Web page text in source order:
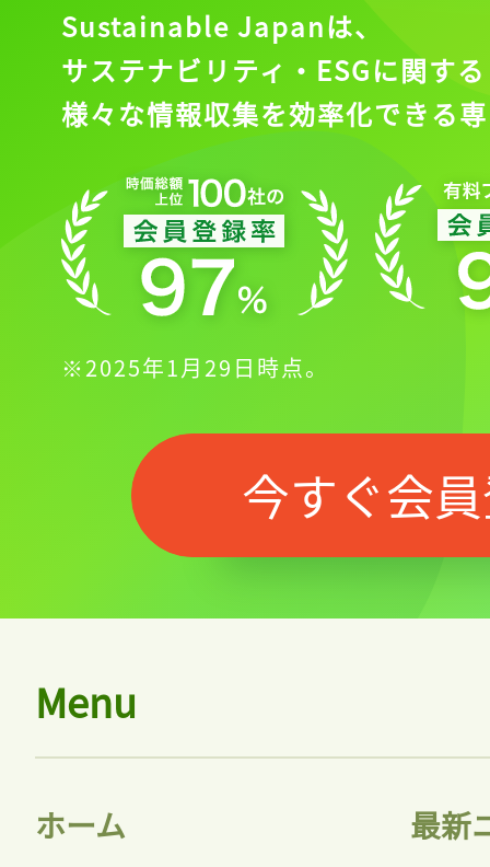
記事をお気に入
ログイン
会員
Sustainable Japanは、
サステナビリティ・ESGに関する
様々な情報収集を効率化できる
※2025年1月29日時点。
今すぐ会
Menu
ホーム 最新